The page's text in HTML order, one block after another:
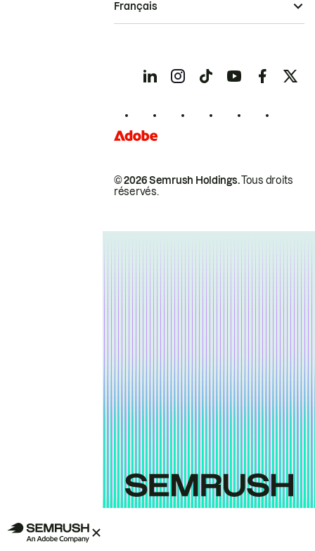
© 2026 Semrush Holdings.Tous droits
réservés.
Français